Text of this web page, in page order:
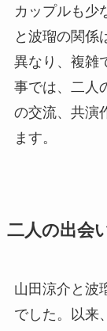
カップルも少
と波瑠の関係
異なり、複雑
事では、二人
の交流、共演
ます。
二人の出会
山田涼介と波
でした。以来